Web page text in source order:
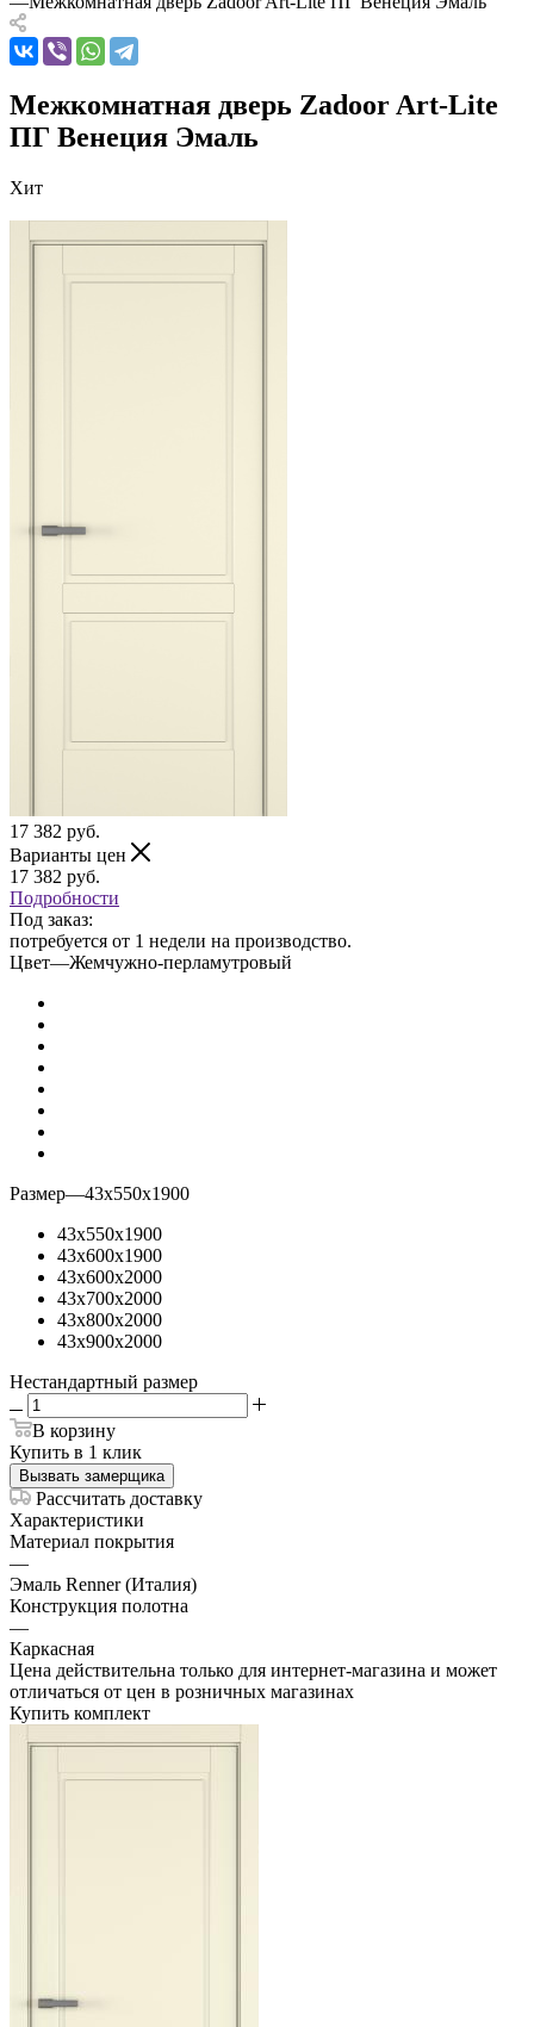
Межкомнатная дверь Zadoor Art-Lite
ПГ Венеция Эмаль
Хит
17 382 руб.
Варианты цен
17 382 руб.
Подробности
Под заказ:
потребуется от 1 недели на производство.
Цвет—Жемчужно-перламутровый
Размер—43х550х1900
43х550х1900
43х600х1900
43х600х2000
43х700х2000
43х800х2000
43х900х2000
Нестандартный размер
В корзину
Купить в 1 клик
Вызвать замерщика
Рассчитать доставку
Характеристики
Материал покрытия
—
Эмаль Renner (Италия)
Конструкция полотна
—
Каркасная
Цена действительна только для интернет-магазина и может
отличаться от цен в розничных магазинах
Купить комплект